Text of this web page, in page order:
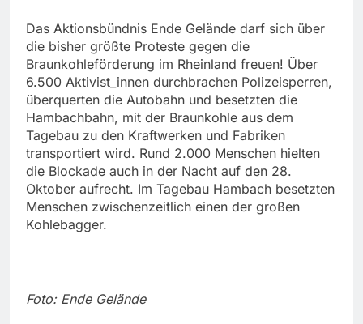
Das Aktionsbündnis Ende Gelände darf sich über
die bisher größte Proteste gegen die
Braunkohleförderung im Rheinland freuen! Über
6.500 Aktivist_innen durchbrachen Polizeisperren,
überquerten die Autobahn und besetzten die
Hambachbahn, mit der Braunkohle aus dem
Tagebau zu den Kraftwerken und Fabriken
transportiert wird. Rund 2.000 Menschen hielten
die Blockade auch in der Nacht auf den 28.
Oktober aufrecht. Im Tagebau Hambach besetzten
Menschen zwischenzeitlich einen der großen
Kohlebagger.
Foto: Ende Gelände